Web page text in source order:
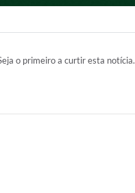
o primeiro a curtir esta notícia.